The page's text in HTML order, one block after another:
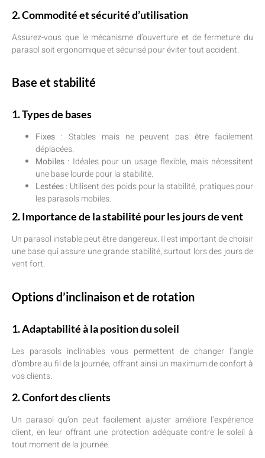
2. Commodité et sécurité d’utilisation
Assurez-vous que le mécanisme d’ouverture et de fermeture du
parasol soit ergonomique et sécurisé pour éviter tout accident.
Base et stabilité
1. Types de bases
Fixes : Stables mais ne peuvent pas être facilement
déplacées.
Mobiles : Idéales pour un usage flexible, mais nécessitent
une base lourde pour la stabilité.
Lestées: Utilisent des poids pour la stabilité, pratiques pour
les parasols mobiles.
2. Importance de la stabilité pour les jours de vent
Un parasol instable peut être dangereux. Il est important de choisir
une base qui assure une grande stabilité, surtout lors des jours de
vent fort.
Options d’inclinaison et de rotation
1. Adaptabilité à la position du soleil
Les parasols inclinables vous permettent de changer l’angle
d’ombre au fil de la journée, offrant ainsi un maximum de confort à
vos clients.
2. Confort des clients
Un parasol qu’on peut facilement ajuster améliore l’expérience
client, en leur offrant une protection adéquate contre le soleil à
tout moment de la journée.